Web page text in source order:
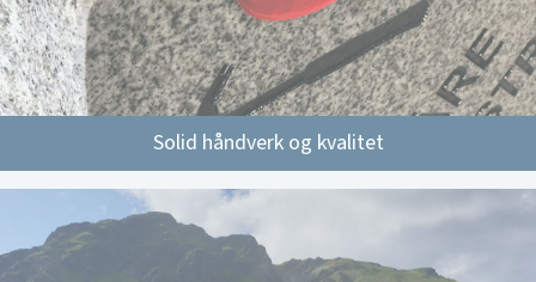
Solid håndverk og kvalitet